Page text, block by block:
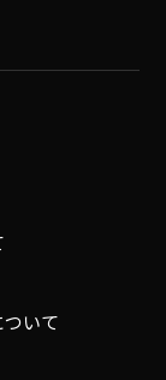
いて